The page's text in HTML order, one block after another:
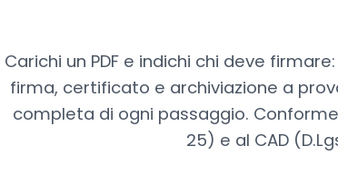
Carichi un PDF e indichi chi deve
firma, certificato e archiviazione a
completa di ogni passaggio. Conforme
25) e al CAD